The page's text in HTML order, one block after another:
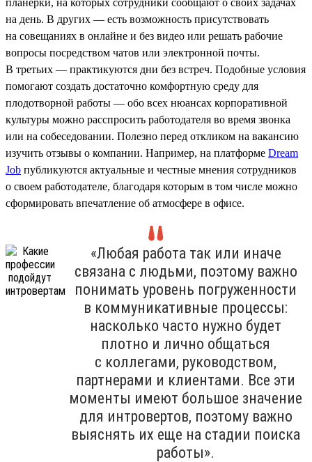
на день. В других — есть возможность присутствовать
на совещаниях в онлайне и без видео или решать рабочие
вопросы посредством чатов или электронной почты.
В третьих — практикуются дни без встреч. Подобные условия
помогают создать достаточно комфортную среду для
плодотворной работы — обо всех нюансах корпоративной
культуры можно расспросить работодателя во время звонка
или на собеседовании. Полезно перед откликом на вакансию
изучить отзывы о компании. Например, на платформе Dream
Job публикуются актуальные и честные мнения сотрудников
о своем работодателе, благодаря которым в том числе можно
сформировать впечатление об атмосфере в офисе.
«Любая работа так или иначе
связана с людьми, поэтому важно
понимать уровень погруженности
в коммуникативные процессы:
насколько часто нужно будет
плотно и лично общаться
с коллегами, руководством,
партнерами и клиентами. Все эти
моменты имеют большое значение
для интровертов, поэтому важно
выяснять их еще на стадии поиска
работы».